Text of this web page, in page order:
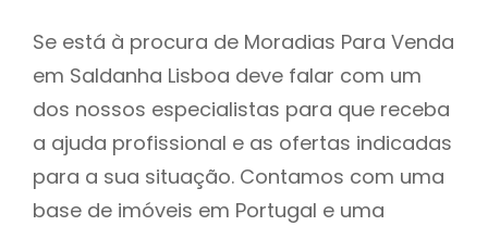
Se está à procura de Moradias Para Venda
em Saldanha Lisboa deve falar com um
dos nossos especialistas para que receba
a ajuda profissional e as ofertas indicadas
para a sua situação. Contamos com uma
base de imóveis em Portugal e uma